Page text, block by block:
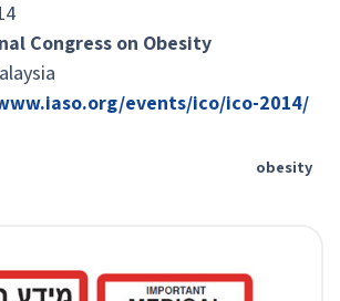
Congress on Obesity
events/ico/ico-2014/
obesity